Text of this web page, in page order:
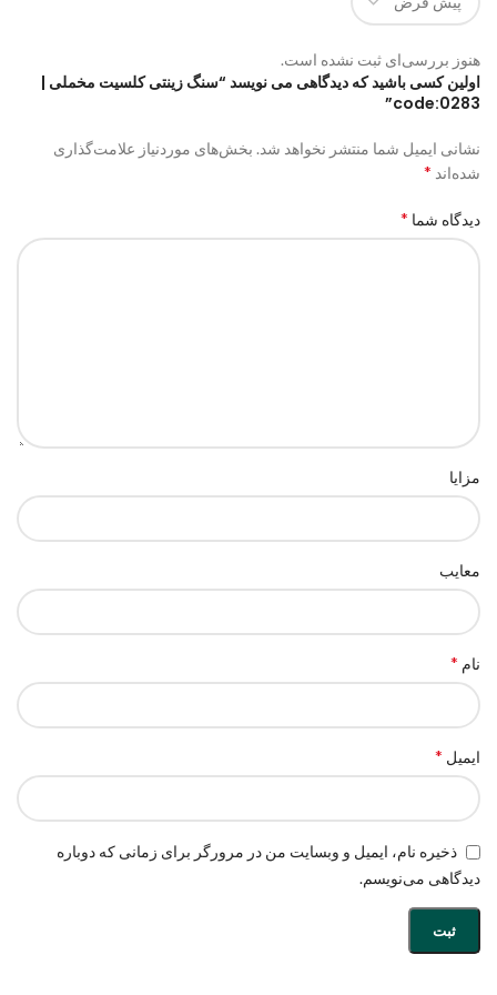
هنوز بررسی‌ای ثبت نشده است.
اولین کسی باشید که دیدگاهی می نویسد “سنگ زینتی کلسیت مخملی |
code:0283”
نشانی ایمیل شما منتشر نخواهد شد. بخش‌های موردنیاز علامت‌گذاری
شده‌اند *
دیدگاه شما *
مزایا
معایب
نام *
ایمیل *
ذخیره نام، ایمیل و وبسایت من در مرورگر برای زمانی که دوباره
دیدگاهی می‌نویسم.